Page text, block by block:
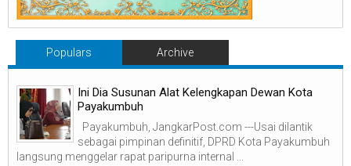
Populars Archive
Ini Dia Susunan Alat Kelengkapan Dewan Kota
Payakumbuh
Payakumbuh, JangkarPost.com ---Usai dilantik
sebagai pimpinan definitif, DPRD Kota Payakumbuh
langsung menggelar rapat paripurna internal ...